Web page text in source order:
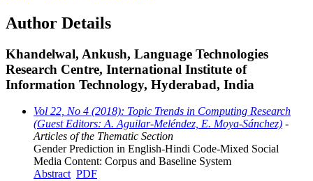
Author Details
Khandelwal, Ankush, Language Technologies
Research Centre, International Institute of
Information Technology, Hyderabad, India
Vol 22, No 4 (2018): Topic Trends in Computing Research
(Guest Editors: A. Aguilar-Meléndez, E. Moya-Sánchez) -
Articles of the Thematic Section
Gender Prediction in English-Hindi Code-Mixed Social
Media Content: Corpus and Baseline System
Abstract PDF